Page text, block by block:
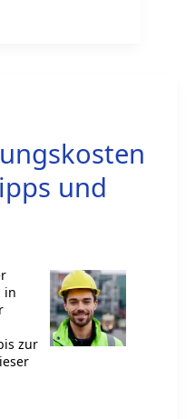
und
in
zur